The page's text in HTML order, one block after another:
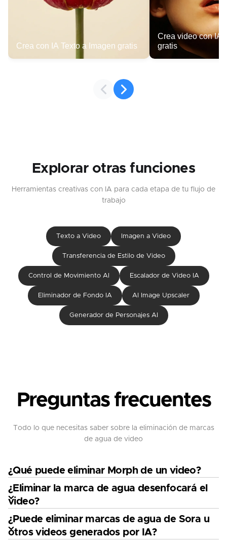
Crea con IA Texto a Imagen gratis
Crea video con IA
gratis
Explorar otras funciones
Herramientas creativas con IA para cada etapa de tu flujo de
trabajo
Texto a Video Imagen a Video
Transferencia de Estilo de Video
Control de Movimiento AI Escalador de Video IA
Eliminador de Fondo IA AI Image Upscaler
Generador de Personajes AI
Preguntas frecuentes
Todo lo que necesitas saber sobre la eliminación de marcas
de agua de video
¿Qué puede eliminar Morph de un video?
¿Eliminar la marca de agua desenfocará el
video?
¿Puede eliminar marcas de agua de Sora u
otros videos generados por IA?